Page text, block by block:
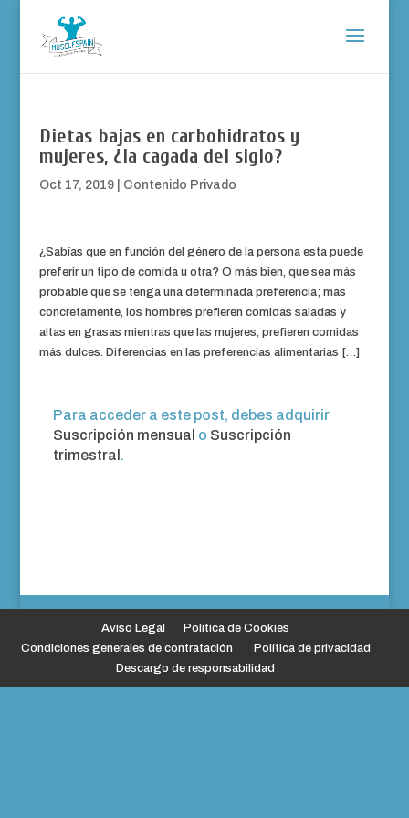
Dietas bajas en carbohidratos y
mujeres, ¿la cagada del siglo?
Oct 17, 2019| Contenido Privado
¿Sabías que en función del género de la persona esta puede
preferir un tipo de comida u otra? O más bien, que sea más
probable que se tenga una determinada preferencia; más
concretamente, los hombres prefieren comidas saladas y
altas en grasas mientras que las mujeres, prefieren comidas
más dulces. Diferencias en las preferencias alimentarias […]
Para acceder a este post, debes adquirir
Suscripción mensual o Suscripción
trimestral .
Aviso Legal
Política de Cookies
Condiciones generales de contratación
Política de privacidad
Descargo de responsabilidad